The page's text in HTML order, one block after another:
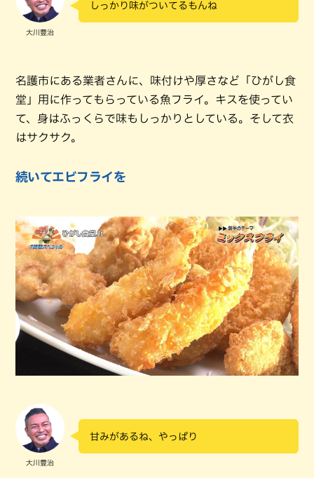
大川豊治
しっかり味がついてるもんね
名護市にある業者さんに、味付けや厚さなど「ひがし食
堂」用に作ってもらっている魚フライ。キスを使ってい
て、身はふっくらで味もしっかりとしている。そして衣
はサクサク。
続いてエビフライを
大川豊治
甘みがあるね、やっぱり